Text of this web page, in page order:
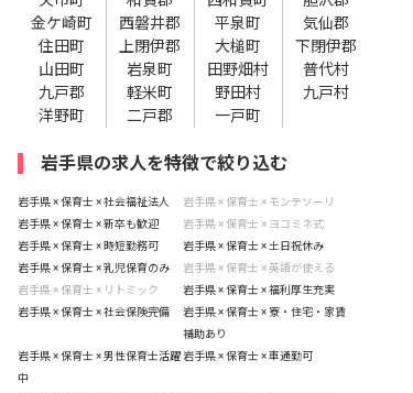
金ケ崎町
西磐井郡 平泉町
気仙郡
住田町
上閉伊郡 大槌町
下閉伊郡
山田町
岩泉町 田野畑村
普代村
九戸郡
軽米町 野田村
九戸村
洋野町
二戸郡 一戸町
岩手県の求人を特徴で絞り込む
岩手県 × 保育士 × 社会福祉法人
岩手県 × 保育士 × モンテソーリ
岩手県 × 保育士 × 新卒も歓迎
岩手県 × 保育士 × ヨコミネ式
岩手県 × 保育士 × 時短勤務可
岩手県 × 保育士 × 土日祝休み
岩手県 × 保育士 × 乳児保育のみ
岩手県 × 保育士 × 英語が使える
岩手県 × 保育士 × リトミック
岩手県 × 保育士 × 福利厚生充実
岩手県 × 保育士 × 社会保険完備
岩手県 × 保育士 × 寮・住宅・家賃
補助あり
岩手県 × 保育士 × 男性保育士活躍
中
岩手県 × 保育士 × 車通勤可